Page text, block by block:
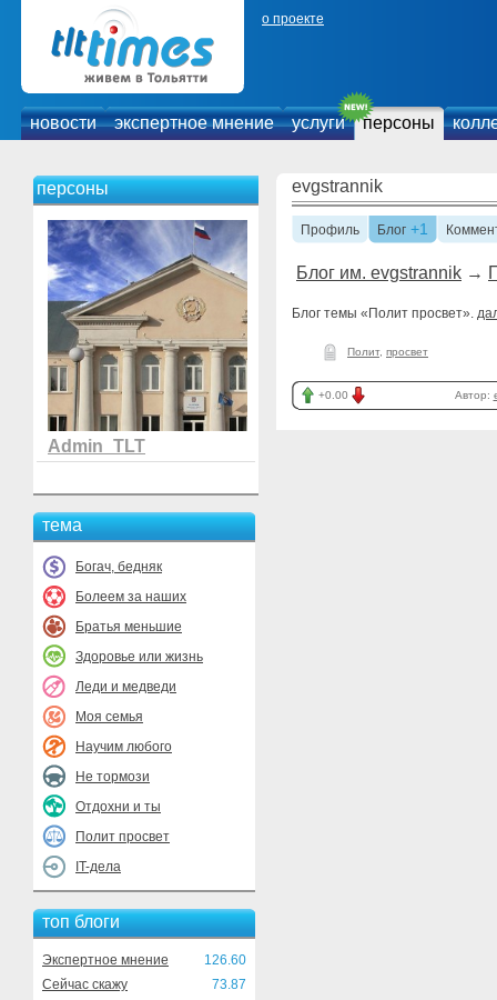
о проекте
новости экспертное мнение услуги персоны
персоны
Admin_TLT
тема
Богач, бедняк
Болеем за наших
Братья меньшие
Здоровье или жизнь
Леди и медведи
Моя семья
Научим любого
Не тормози
Отдохни и ты
Полит просвет
IT-дела
топ блоги
Экспертное мнение
126.60
Сейчас скажу
73.87
evgstrannik
Профиль Блог +1
Блог им. evgstrannik →
Блог темы «Полит просвет».
Полит, просвет
+0.00 Автор: